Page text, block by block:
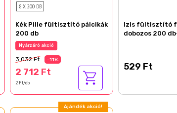
8 X 200 DB
Kék Pille fültisztító pálcikák
200 db
Nyárzáró akció
3 032 Ft -11%
2 712 Ft
2 Ft/db
Izis fültisztító
dobozos 200
529 Ft
Ajándék akció!